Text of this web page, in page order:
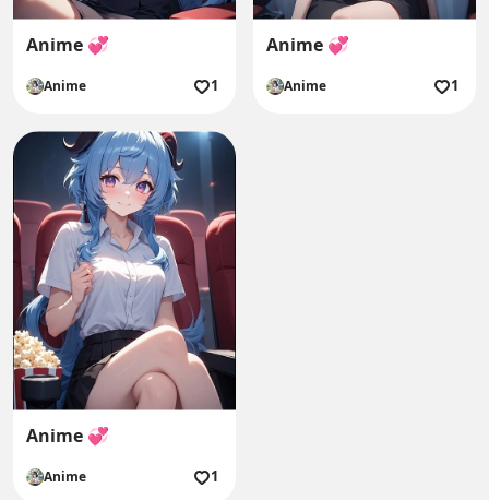
Anime 💞
Anime 1
Anime 💞
Anime 1
Anime 💞
Anime 1